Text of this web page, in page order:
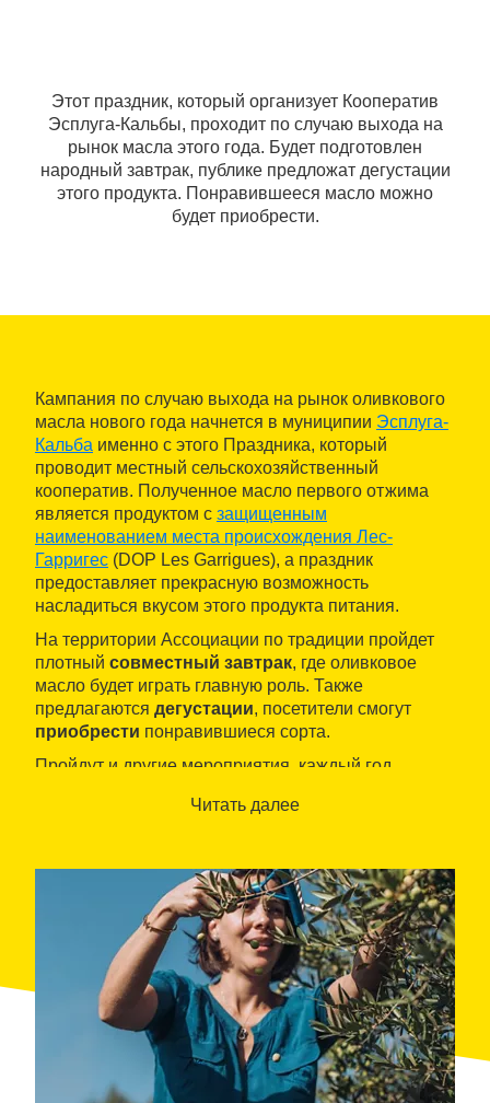
Этот праздник, который организует Кооператив
Эсплуга-Кальбы, проходит по случаю выхода на
рынок масла этого года. Будет подготовлен
народный завтрак, публике предложат дегустации
этого продукта. Понравившееся масло можно
будет приобрести.
Кампания по случаю выхода на рынок оливкового
масла нового года начнется в муниципии Эсплуга-
Кальба именно с этого Праздника, который
проводит местный сельскохозяйственный
кооператив. Полученное масло первого отжима
является продуктом с защищенным
наименованием места происхождения Лес-
Гарригес (DOP Les Garrigues), а праздник
предоставляет прекрасную возможность
насладиться вкусом этого продукта питания.
На территории Ассоциации по традиции пройдет
плотный совместный завтрак, где оливковое
масло будет играть главную роль. Также
предлагаются дегустации, посетители смогут
приобрести понравившиеся сорта.
Пройдут и другие мероприятия, каждый год
Читать далее